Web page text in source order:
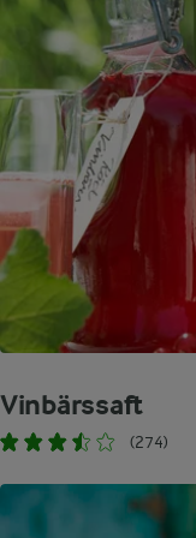
Vinbärssaft
(274)